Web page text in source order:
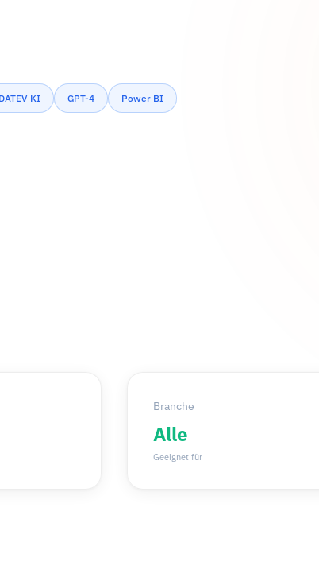
DATEV KI GPT-4 Power BI
Branche
Alle
Geeignet für